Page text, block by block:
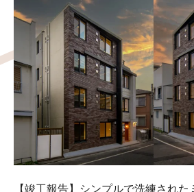
Works
Blog
【竣工報告】シンプルで洗練され